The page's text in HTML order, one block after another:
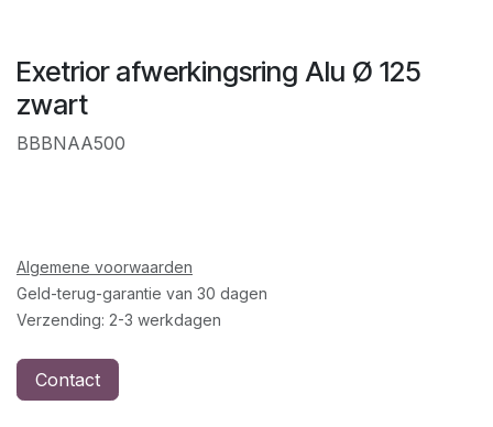
Exetrior afwerkingsring Alu Ø 125
zwart
BBBNAA500
Algemene voorwaarden
Geld-terug-garantie van 30 dagen
Verzending: 2-3 werkdagen
Contact